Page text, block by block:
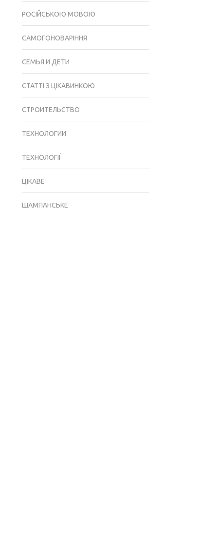
РОСІЙСЬКОЮ МОВОЮ
САМОГОНОВАРІННЯ
СЕМЬЯ И ДЕТИ
СТАТТІ З ЦІКАВИНКОЮ
СТРОИТЕЛЬСТВО
ТЕХНОЛОГИИ
ТЕХНОЛОГІЇ
ЦІКАВЕ
ШАМПАНСЬКЕ